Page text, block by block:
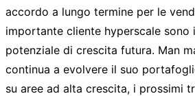
accordo a lungo termine per le
importante cliente hyperscale sono
potenziale di crescita futura. Man
continua a evolvere il suo
su aree ad alta crescita, i prossimi